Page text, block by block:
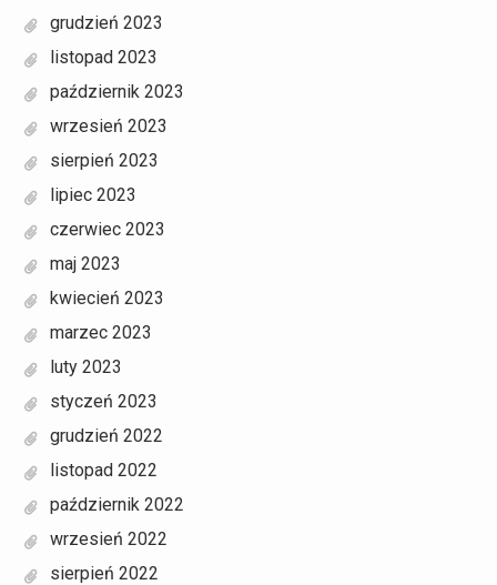
grudzień 2023
listopad 2023
październik 2023
wrzesień 2023
sierpień 2023
lipiec 2023
czerwiec 2023
maj 2023
kwiecień 2023
marzec 2023
luty 2023
styczeń 2023
grudzień 2022
listopad 2022
październik 2022
wrzesień 2022
sierpień 2022